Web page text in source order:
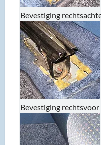
Bevestiging
Bevestiging rechtsvoor